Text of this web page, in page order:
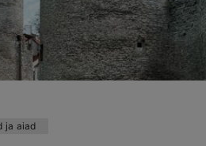
ja aiad